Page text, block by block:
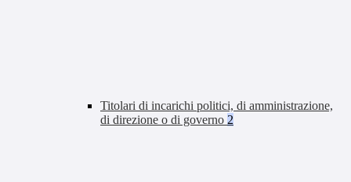
Titolari di incarichi politici, di amministrazione,
di direzione o di governo 2